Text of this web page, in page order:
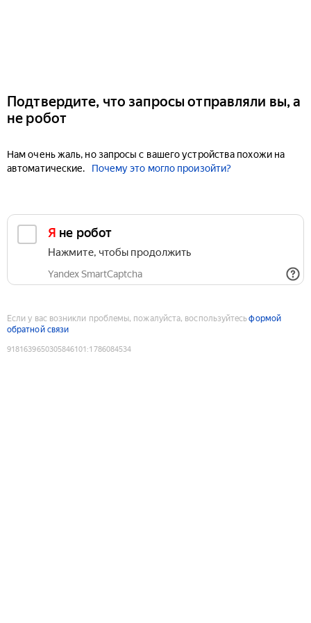
Подтвердите, что запросы отправляли вы, а
не робот
Нам очень жаль, но запросы с вашего устройства похожи на
автоматические.
Почему это могло произойти?
Я не робот
Нажмите, чтобы продолжить
Yandex SmartCaptcha
Если у вас возникли проблемы, пожалуйста, воспользуйтесьформой
обратной связи
9181639650305846101 :1786084534